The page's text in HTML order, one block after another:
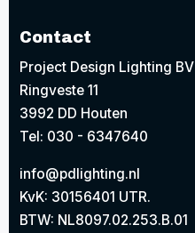
Contact
Project Design Lighting BV
Ringveste 11
3992 DD Houten
Tel: 030 - 6347640
info@pdlighting.nl
KvK: 30156401 UTR.
BTW: NL8097.02.253.B.01